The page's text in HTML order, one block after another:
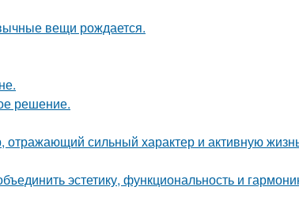
вещи рождается.
решение.
сильный характер и активную
эстетику, функциональность и